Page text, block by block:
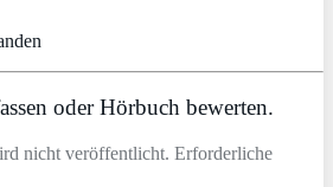
oder Hörbuch bewerten.
nicht veröffentlicht. Erforderliche